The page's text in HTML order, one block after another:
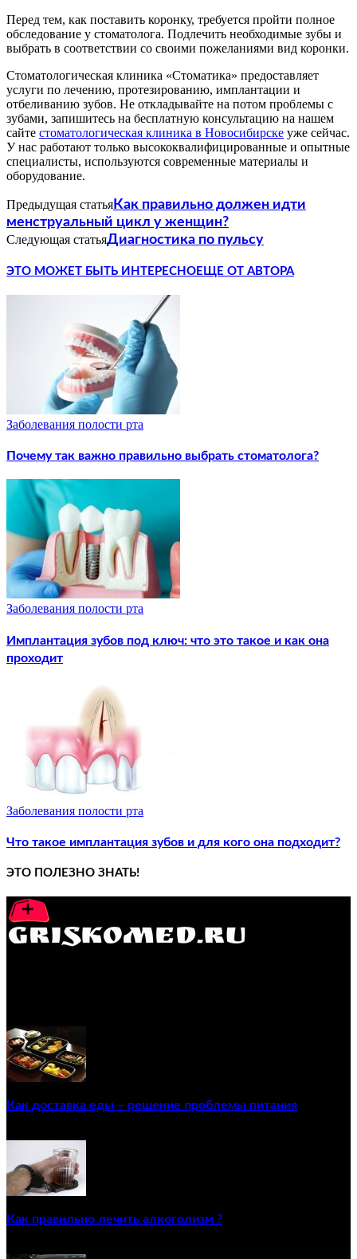
Перед тем, как поставить коронку, требуется пройти полное
обследование у стоматолога. Подлечить необходимые зубы и
выбрать в соответствии со своими пожеланиями вид коронки.
Стоматологическая клиника «Стоматика» предоставляет
услуги по лечению, протезированию, имплантации и
отбеливанию зубов. Не откладывайте на потом проблемы с
зубами, запишитесь на бесплатную консультацию на нашем
сайте стоматологическая клиника в Новосибирске уже сейчас.
У нас работают только высококвалифицированные и опытные
специалисты, используются современные материалы и
оборудование.
Предыдущая статьяКак правильно должен идти
менструальный цикл у женщин?
Следующая статьяДиагностика по пульсу
ЭТО МОЖЕТ БЫТЬ ИНТЕРЕСНО ЕЩЕ ОТ АВТОРА
Заболевания полости рта
Почему так важно правильно выбрать стоматолога?
Заболевания полости рта
Имплантация зубов под ключ: что это такое и как она
проходит
Заболевания полости рта
Что такое имплантация зубов и для кого она подходит?
ЭТО ПОЛЕЗНО ЗНАТЬ!
Как доставка еды – решение проблемы питания
Как правильно лечить алкоголизм ?